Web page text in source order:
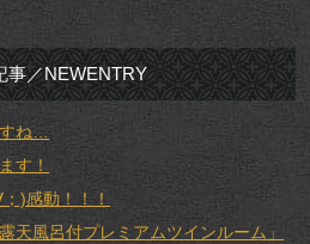
事／NEWENTRY
すね…
す！
)感動！！！
天風呂付プレミアムツインルーム」